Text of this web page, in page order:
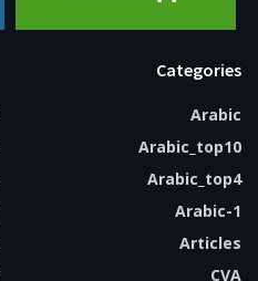
Categories
Arabic
Arabic_top10
Arabic_top4
Arabic-1
Articles
CVA